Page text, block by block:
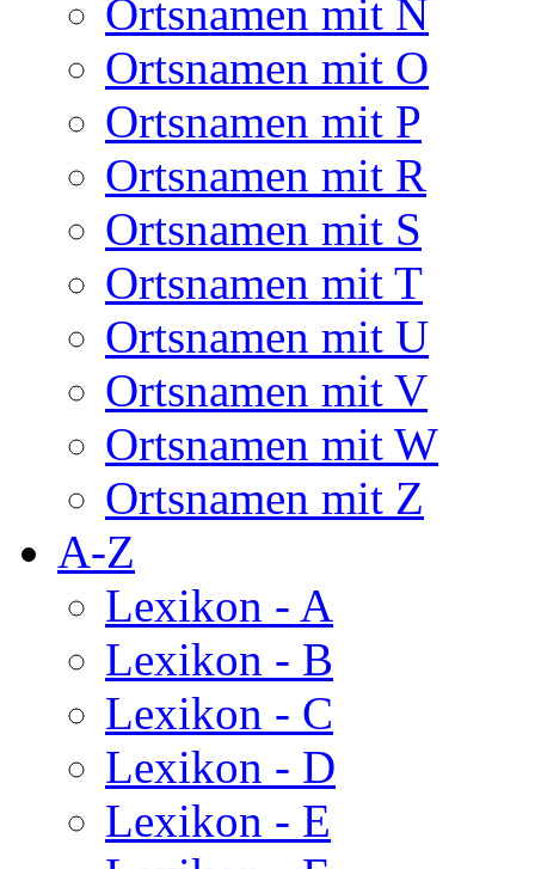
Ortsnamen mit N
Ortsnamen mit O
Ortsnamen mit P
Ortsnamen mit R
Ortsnamen mit S
Ortsnamen mit T
Ortsnamen mit U
Ortsnamen mit V
Ortsnamen mit W
Ortsnamen mit Z
A-Z
Lexikon - A
Lexikon - B
Lexikon - C
Lexikon - D
Lexikon - E